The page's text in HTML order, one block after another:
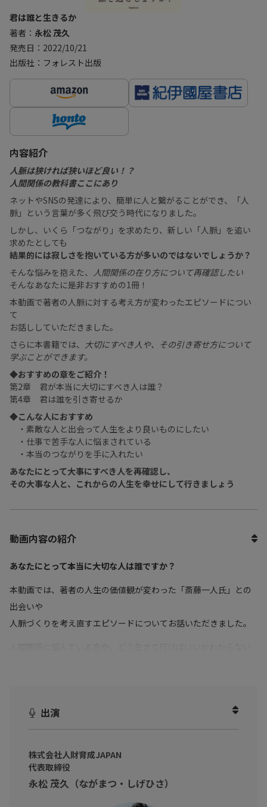
君は誰と生きるか
著者： 永松 茂久
発売日：2022/10/21
出版社：フォレスト出版
内容紹介
人脈は狭ければ狭いほど良い！？
人間関係の教科書ここにあり
ネットやSNSの発達により、簡単に人と繋がることができ、「人
脈」という言葉が多く飛び交う時代になりました。
しかし、いくら「つながり」を求めたり、新しい「人脈」を追い
求めたとしても
結果的には寂しさを抱いている方が多いのではないでしょうか？
そんな悩みを抱えた、
人間関係の在り方について再確認したい
そんなあなたに是非おすすめの1冊！
本動画で著者の人脈に対する考え方が変わったエピソードについ
て
お話ししていただきました。
さらに本書籍では、
大切にすべき人や、その引き寄せ方について
学ぶことができます。
◆おすすめの章をご紹介！
第2章 君が本当に大切にすべき人は誰？
第4章 君は誰を引き寄せるか
◆こんな人におすすめ
・素敵な人と出会って人生をより良いものにしたい
・仕事で苦手な人に悩まされている
・本当のつながりを手に入れたい
あなたにとって大事にすべき人を再確認し、
その大事な人と、これからの人生を幸せにして行きましょう
動画内容の紹介
あなたにとって本当に大切な人は誰ですか？
本動画では、著者の人生の価値観が変わった「斎藤一人氏」との
出会いや
人脈づくりを考え直すエピソードについてお話いただきました。
出演
株式会社人財育成JAPAN
代表取締役
永松 茂久（ながまつ・しげひさ）